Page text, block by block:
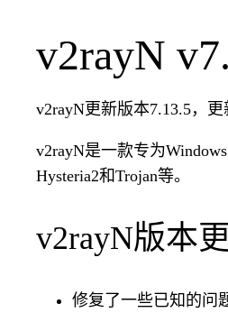
v2rayN
v2rayN更新版本7.13.5，
v2rayN是一款专为
Hysteria2和Trojan等。
v2rayN版本
修复了一些已知的问